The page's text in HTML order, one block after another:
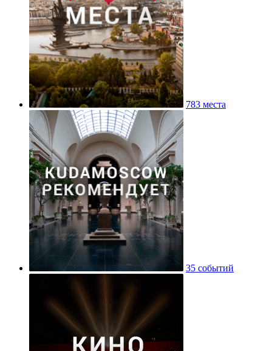
783 места
35 событий